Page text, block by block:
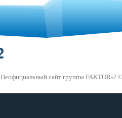
Неофициальный сайт группы FAKTOR-2